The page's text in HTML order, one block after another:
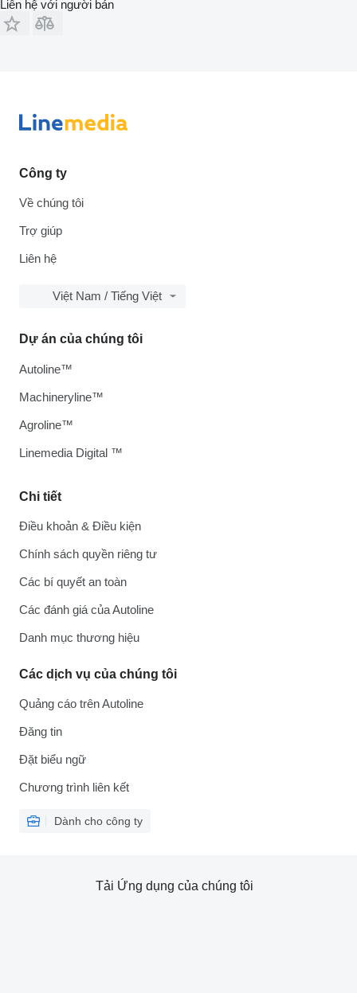
Liên hệ với người bán
Công ty
Về chúng tôi
Trợ giúp
Liên hệ
Việt Nam / Tiếng Việt
Chi tiết
Điều khoản & Điều kiện
Chính sách quyền riêng tư
Các bí quyết an toàn
Các đánh giá của Autoline
Danh mục thương hiệu
Các dịch vụ của chúng tôi
Quảng cáo trên Autoline
Đăng tin
Đặt biểu ngữ
Chương trình liên kết
Dành cho công ty
Dự án của chúng tôi
Autoline™
Machineryline™
Agroline™
Linemedia Digital ™
Tải Ứng dụng của chúng tôi